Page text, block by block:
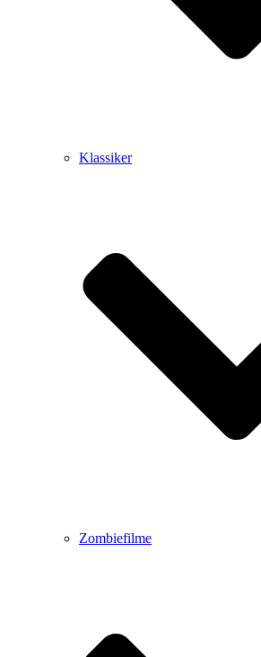
Klassiker
Zombiefilme